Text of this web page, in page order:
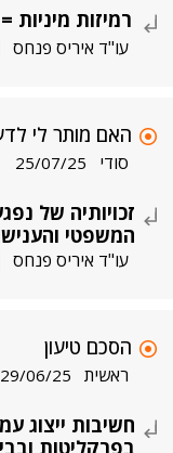
רמיזות מיניות
עו"ד איריס פנחס
האם מותר לי
סודי 25/07/25
זכויותיה של
המשפטי
עו"ד איריס פנחס
הסכם טיעון
ראשית 29/06/25
חשיבות ייצוג
בפרקליטות